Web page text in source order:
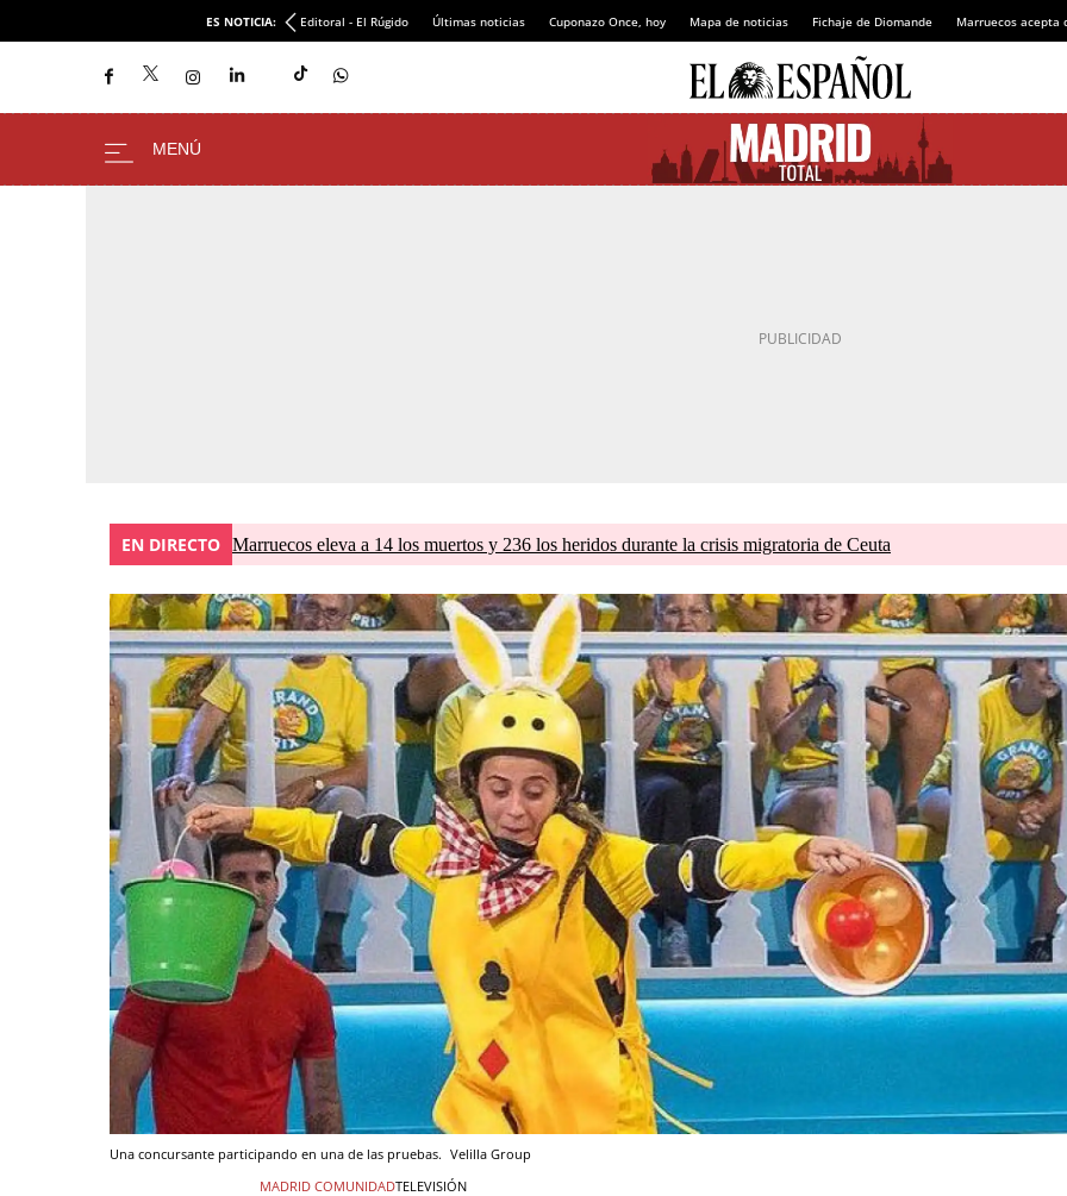
ES NOTICIA: Editoral - El Rúgido Últimas noticias Cuponazo Once, hoy Mapa de noticias Fichaje de Diomande Marruecos acepta
EN DIRECTO Marruecos eleva a 14 los muertos y 236 los heridos durante la crisis migratoria de Ceuta
Una concursante participando en una de las pruebas. Velilla Group
MADRID COMUNIDADTELEVISIÓN